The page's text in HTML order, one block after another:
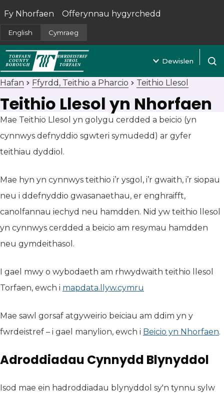
English Cymraeg
Fy Nhorfaen
(yn agor mewn tab newydd)
Offerynnau hygyrchedd
Dewislen
Hafan Ffyrdd, Teithio a Pharcio Teithio Llesol
Teithio Llesol yn Nhorfaen
Mae Teithio Llesol yn golygu cerdded a beicio (yn
cynnwys defnyddio sgwteri symudedd) ar gyfer
teithiau dyddiol.
Mae hyn yn cynnwys teithio i’r ysgol, i’r gwaith, i’r siopau
neu i ddefnyddio gwasanaethau, er enghraifft,
canolfannau iechyd neu hamdden. Nid yw teithio llesol
yn cynnwys cerdded a beicio am resymau hamdden
neu gymdeithasol.
I gael mwy o wybodaeth am rhwydwaith teithio llesol
Torfaen, ewch i mapdata.llyw.cymru
Mae sawl gorsaf atgyweirio beiciau am ddim yn y
fwrdeistref – i gael manylion, ewch i Beicio yn Nhorfaen.
Adroddiadau Cynnydd Blynyddol
Isod mae ein hadroddiadau blynyddol sy'n tynnu sylw